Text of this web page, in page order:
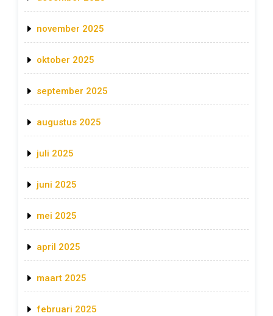
november 2025
oktober 2025
september 2025
augustus 2025
juli 2025
juni 2025
mei 2025
april 2025
maart 2025
februari 2025